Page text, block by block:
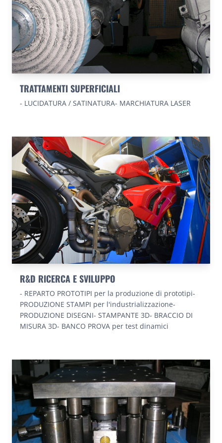
TRATTAMENTI SUPERFICIALI
- LUCIDATURA / SATINATURA- MARCHIATURA LASER
R&D RICERCA E SVILUPPO
- REPARTO PROTOTIPI per la produzione di prototipi-
PRODUZIONE STAMPI per l'industrializzazione-
PRODUZIONE DISEGNI- STAMPANTE 3D- BRACCIO DI
MISURA 3D- BANCO PROVA per test dinamici